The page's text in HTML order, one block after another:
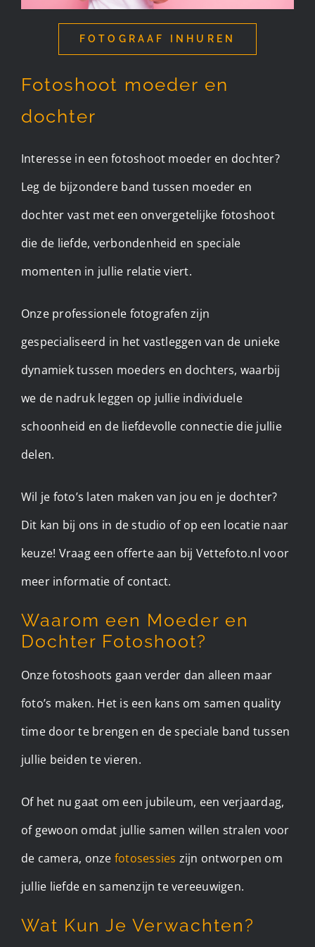
FOTOGRAAF INHUREN
Fotoshoot moeder en
dochter
Interesse in een fotoshoot moeder en dochter?
Leg de bijzondere band tussen moeder en
dochter vast met een onvergetelijke fotoshoot
die de liefde, verbondenheid en speciale
momenten in jullie relatie viert.
Onze professionele fotografen zijn
gespecialiseerd in het vastleggen van de unieke
dynamiek tussen moeders en dochters, waarbij
we de nadruk leggen op jullie individuele
schoonheid en de liefdevolle connectie die jullie
delen.
Wil je foto’s laten maken van jou en je dochter?
Dit kan bij ons in de studio of op een locatie naar
keuze! Vraag een offerte aan bij Vettefoto.nl voor
meer informatie of contact.
Waarom een Moeder en
Dochter Fotoshoot?
Onze fotoshoots gaan verder dan alleen maar
foto’s maken. Het is een kans om samen quality
time door te brengen en de speciale band tussen
jullie beiden te vieren.
Of het nu gaat om een jubileum, een verjaardag,
of gewoon omdat jullie samen willen stralen voor
de camera, onze fotosessies zijn ontworpen om
jullie liefde en samenzijn te vereeuwigen.
Wat Kun Je Verwachten?